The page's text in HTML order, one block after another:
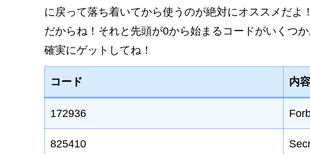
に戻って落ち着いてから使うのが絶対にオススメだよ
だからね！それと先頭が0から始まるコードがいくつ
確実にゲットしてね！
コード 内容
172936
825410